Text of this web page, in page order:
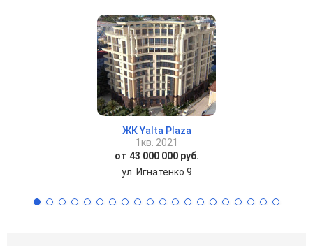
ЖК Yalta Plaza
1кв. 2021
от 43 000 000 руб.
ул. Игнатенко 9